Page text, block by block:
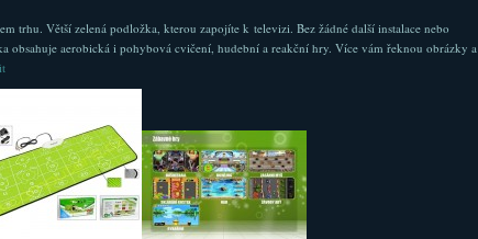
trhu. Větší zelená podložka, kterou zapojíte k televizi. Bez žádné další instalace nebo
obsahuje aerobická i pohybová cvičení, hudební a reakční hry. Více vám řeknou obrázky a